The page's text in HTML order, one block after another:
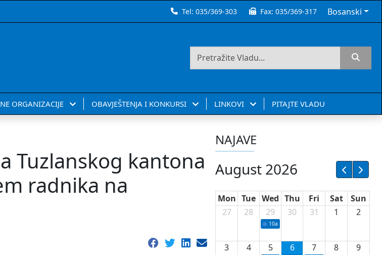
Tel:035/369-303 Fax:035/369-317 Bosanski
ORGANIZACIJE OBAVJEŠTENJA I KONKURSI LINKOVI PITAJTE VLADU
Tuzlanskog kantona
radnika na
NAJAVE
August 2026
Mon Tue Wed Thu Fri Sat
Sun
27
28 29
10a Potpisivanje ugovora sa neprofitnim
30 31 1 2
3 4 5 6 7 8 9